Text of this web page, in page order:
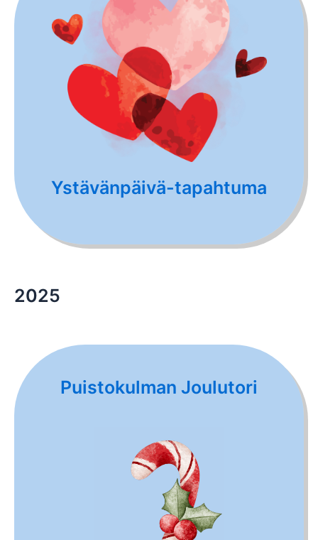
Ystävänpäivä-tapahtuma
2025
Puistokulman Joulutori